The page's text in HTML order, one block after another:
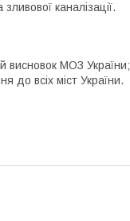
каналізації.
висновок МОЗ України;
до всіх міст України.